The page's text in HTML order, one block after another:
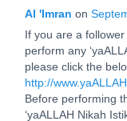
Al 'Imran on
If you are a
perform any
please click the
http://
Before performing
‘yaALLAH Nikah